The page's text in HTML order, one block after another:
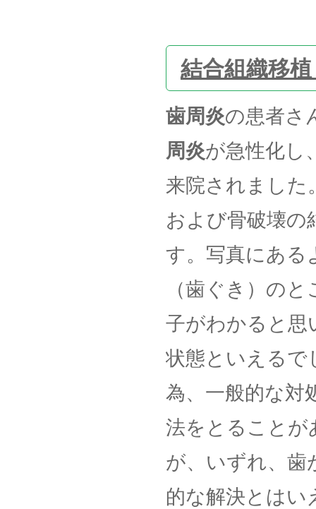
結合組織移
歯周炎の患者さ
周炎が急性化し
来院されました
および骨破壊の
す。写真にある
（歯ぐき）の
子がわかると思
状態といえるで
為、一般的な対
法をとることが
が、いずれ、歯
的な解決とはい